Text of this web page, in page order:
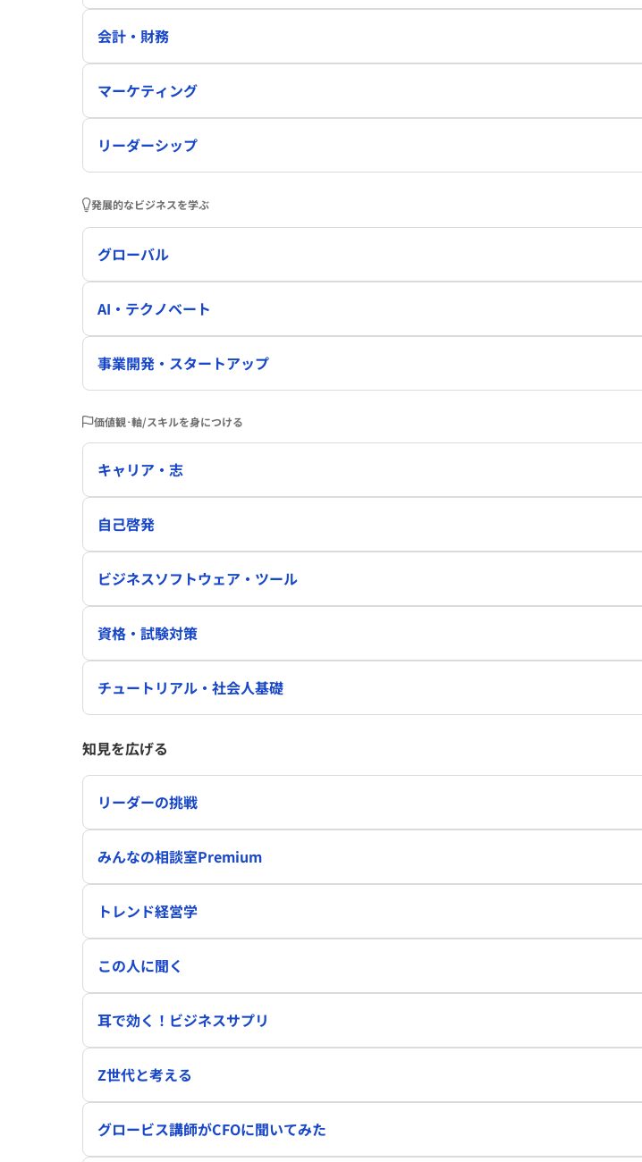
会計・財務
マーケティング
リーダーシップ
発展的なビジネスを学ぶ
グローバル
AI・テクノベート
事業開発・スタートアップ
価値観･軸/スキルを身につける
キャリア・志
自己啓発
ビジネスソフトウェア・ツール
資格・試験対策
チュートリアル・社会人基礎
知見を広げる
リーダーの挑戦
みんなの相談室Premium
トレンド経営学
この人に聞く
耳で効く！ビジネスサプリ
Z世代と考える
グロービス講師がCFOに聞いてみた